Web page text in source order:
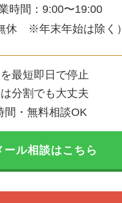
時間：9:00〜19:00
休 ※年末年始は除く）
最短即日で停止
分割でも大丈夫
間・無料相談OK
ール相談はこちら